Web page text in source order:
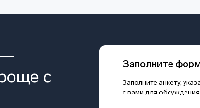
с
Заполните
Заполните анкету,
с вами для обсуждения